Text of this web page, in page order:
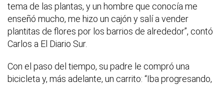
tema de las plantas, y un hombre que conocía me
enseñó mucho, me hizo un cajón y salí a vender
plantitas de flores por los barrios de alrededor”, contó
Carlos a El Diario Sur.
Con el paso del tiempo, su padre le compró una
bicicleta y, más adelante, un carrito: “Iba progresando,